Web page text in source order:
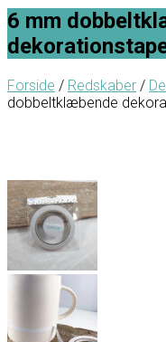
6 mm
Forside / Redskaber /
dobbeltklæbende